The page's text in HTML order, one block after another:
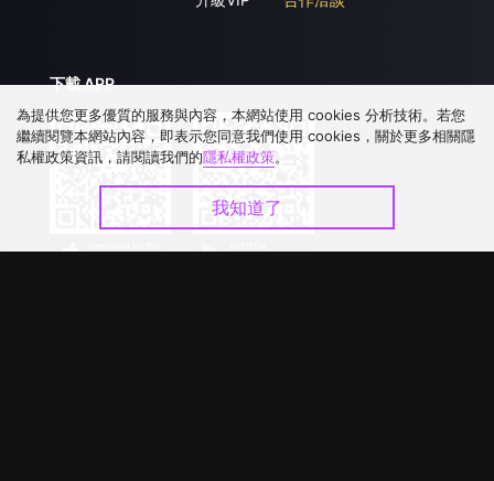
下載 APP
為提供您更多優質的服務與內容，本網站使用 cookies 分析技術。若您
繼續閱覽本網站內容，即表示您同意我們使用 cookies，關於更多相關隱
私權政策資訊，請閱讀我們的隱私權政策。
我知道了